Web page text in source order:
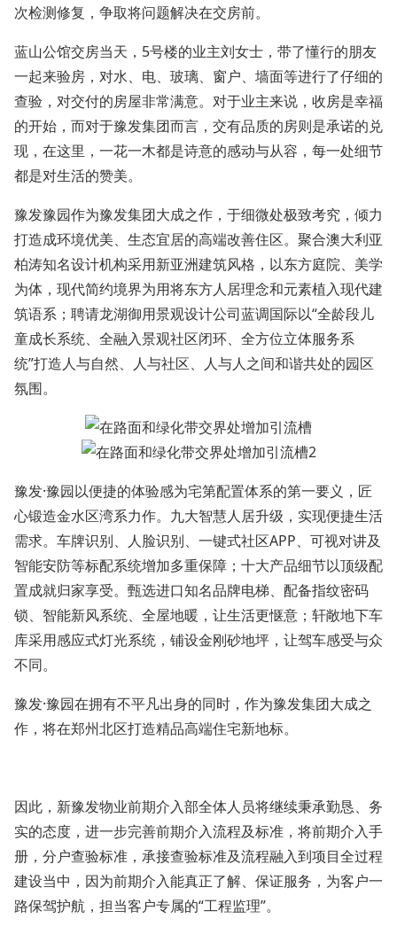
次检测修复，争取将问题解决在交房前。
蓝山公馆交房当天，5号楼的业主刘女士，带了懂行的朋友
一起来验房，对水、电、玻璃、窗户、墙面等进行了仔细的
查验，对交付的房屋非常满意。对于业主来说，收房是幸福
的开始，而对于豫发集团而言，交有品质的房则是承诺的兑
现，在这里，一花一木都是诗意的感动与从容，每一处细节
都是对生活的赞美。
豫发豫园作为豫发集团大成之作，于细微处极致考究，倾力
打造成环境优美、生态宜居的高端改善住区。聚合澳大利亚
柏涛知名设计机构采用新亚洲建筑风格，以东方庭院、美学
为体，现代简约境界为用将东方人居理念和元素植入现代建
筑语系；聘请龙湖御用景观设计公司蓝调国际以“全龄段儿
童成长系统、全融入景观社区闭环、全方位立体服务系
统”打造人与自然、人与社区、人与人之间和谐共处的园区
氛围。
豫发·豫园以便捷的体验感为宅第配置体系的第一要义，匠
心锻造金水区湾系力作。九大智慧人居升级，实现便捷生活
需求。车牌识别、人脸识别、一键式社区APP、可视对讲及
智能安防等标配系统增加多重保障；十大产品细节以顶级配
置成就归家享受。甄选进口知名品牌电梯、配备指纹密码
锁、智能新风系统、全屋地暖，让生活更惬意；轩敞地下车
库采用感应式灯光系统，铺设金刚砂地坪，让驾车感受与众
不同。
豫发·豫园在拥有不平凡出身的同时，作为豫发集团大成之
作，将在郑州北区打造精品高端住宅新地标。
因此，新豫发物业前期介入部全体人员将继续秉承勤恳、务
实的态度，进一步完善前期介入流程及标准，将前期介入手
册，分户查验标准，承接查验标准及流程融入到项目全过程
建设当中，因为前期介入能真正了解、保证服务，为客户一
路保驾护航，担当客户专属的“工程监理”。